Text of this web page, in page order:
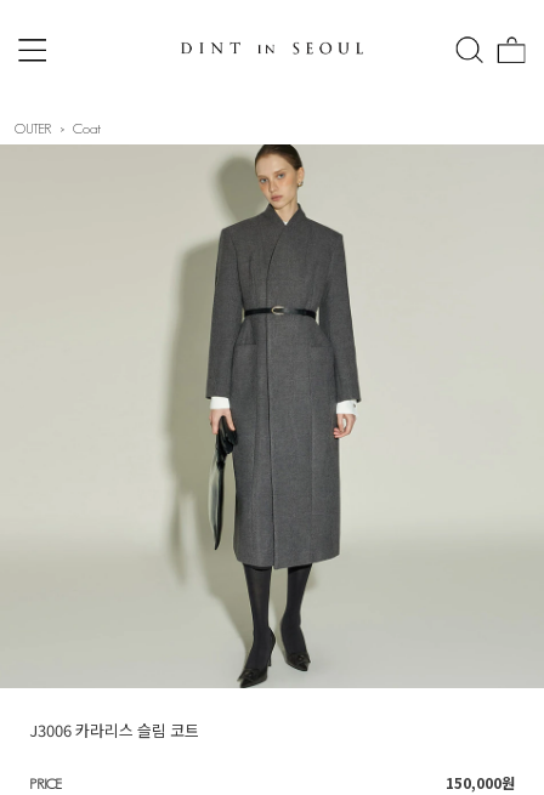
OUTER Coat
J3006 카라리스 슬림 코트
PRICE 150,000원